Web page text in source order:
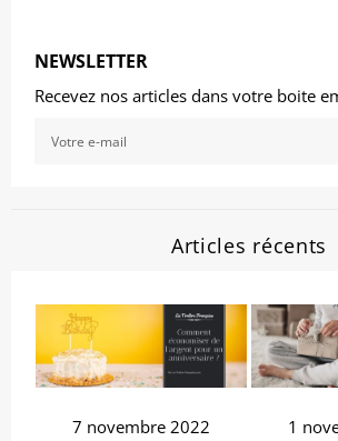
NEWSLETTER
Recevez nos articles dans votre boite
VOUS
Articles récents
7 novembre 2022
1